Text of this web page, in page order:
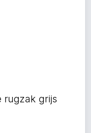
rugzak grijs